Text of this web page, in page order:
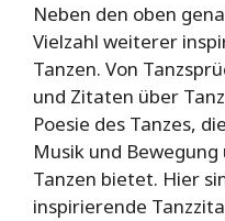
Neben den oben
Vielzahl weiterer
Tanzen. Von
und Zitaten über
Poesie des Tanzes,
Musik und
Tanzen bietet. Hier
inspirierende